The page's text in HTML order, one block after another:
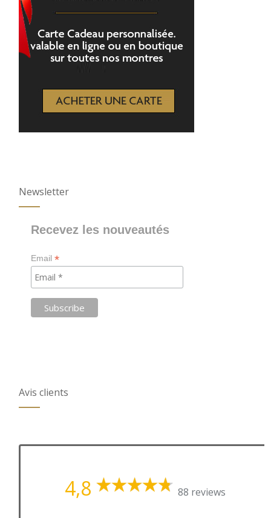
Newsletter
Recevez les nouveautés
Email*
Avis clients
4,8 88 reviews